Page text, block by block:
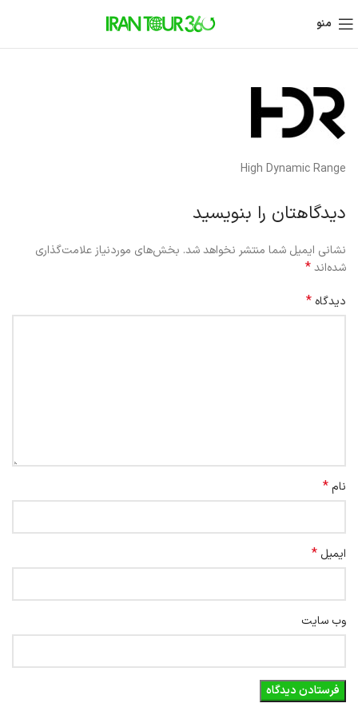
منو
High Dynamic Range
دیدگاهتان را بنویسید
نشانی ایمیل شما منتشر نخواهد شد. بخش‌های موردنیاز علامت‌گذاری
شده‌اند*
دیدگاه *
نام*
ایمیل *
وب‌ سایت